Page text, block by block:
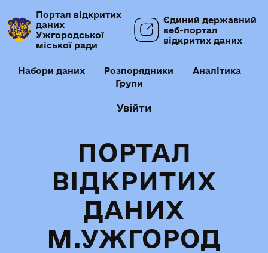
Портал відкритих
даних
Ужгородської
міської ради
Єдиний державний
веб-портал
відкритих даних
Набори даних Розпорядники
Аналітика
Групи
Увійти
ПОРТАЛ
ВІДКРИТИХ
ДАНИХ
М.УЖГОРОД